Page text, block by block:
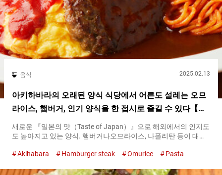
음식 2025.02.13
아키하바라의 오래된 양식 식당에서 어른도 설레는 오므
라이스, 햄버거, 인기 양식을 한 접시로 즐길 수 있다【스
다초 쇼쿠도 아키하바라 UDX점】
새로운 『일본의 맛（Taste of Japan）』으로 해외에서의 인지도
도 높아지고 있는 양식. 햄버거나오므라이스, 나폴리탄 등이 대표
하바라 UDX점（Sudacho Shokudo Akihabara UDX）』은 １９２
Akihabara Hamburger steak Omurice Pasta